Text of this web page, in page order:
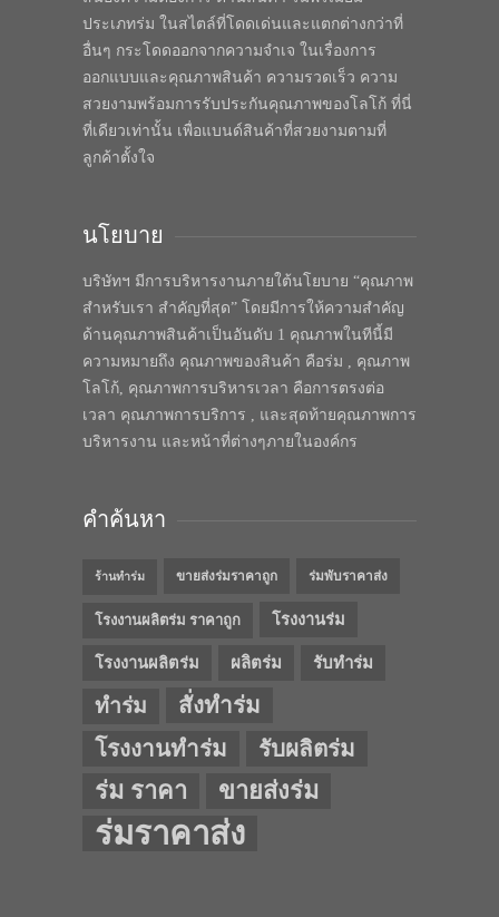
ประเภทร่ม ในสไตล์ที่โดดเด่นและแตกต่างกว่าที่
อื่นๆ กระโดดออกจากความจำเจ ในเรื่องการ
ออกแบบและคุณภาพสินค้า ความรวดเร็ว ความ
สวยงามพร้อมการรับประกันคุณภาพของโลโก้ ที่นี่
ที่เดียวเท่านั้น เพื่อแบนด์สินค้าที่สวยงามตามที่
ลูกค้าตั้งใจ
นโยบาย
บริษัทฯ มีการบริหารงานภายใต้นโยบาย “คุณภาพ
สำหรับเรา สำคัญที่สุด” โดยมีการให้ความสำคัญ
ด้านคุณภาพสินค้าเป็นอันดับ 1 คุณภาพในทีนี้มี
ความหมายถึง คุณภาพของสินค้า คือร่ม , คุณภาพ
โลโก้, คุณภาพการบริหารเวลา คือการตรงต่อ
เวลา คุณภาพการบริการ , และสุดท้ายคุณภาพการ
บริหารงาน และหน้าที่ต่างๆภายในองค์กร
คำค้นหา
ร้านทำร่ม ขายส่งร่มราคาถูก ร่มพับราคาส่ง
โรงงานผลิตร่ม ราคาถูก โรงงานร่ม
โรงงานผลิตร่ม ผลิตร่ม รับทำร่ม
ทำร่ม
สั่งทำร่ม
โรงงานทำร่ม
รับผลิตร่ม
ร่ม ราคา ขายส่งร่ม
ร่มราคาส่ง